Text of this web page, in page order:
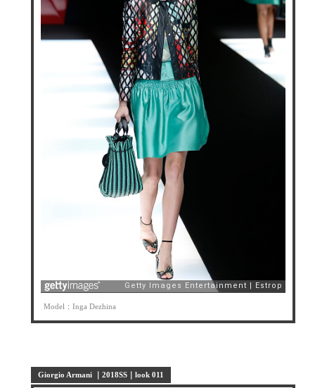
Model：Inga Dezhina
Giorgio Armani ｜2018SS｜look 011